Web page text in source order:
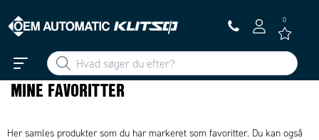
0
MINE FAVORITTER
Her samles produkter som du har markeret som favoritter. Du kan også